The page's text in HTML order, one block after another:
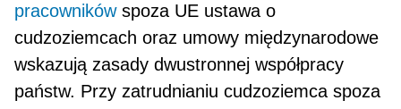
pracownikówspoza UE ustawa o
cudzoziemcach oraz umowy międzyna­rodowe
wskazują zasady dwustronnej współpra­cy
państw. Przy zatrudnianiu cudzoziemca spoza